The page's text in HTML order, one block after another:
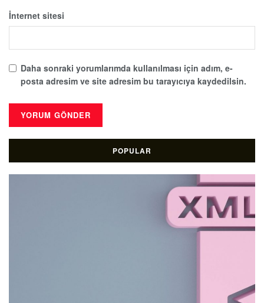
İnternet sitesi
Daha sonraki yorumlarımda kullanılması için adım, e-
posta adresim ve site adresim bu tarayıcıya kaydedilsin.
POPULAR